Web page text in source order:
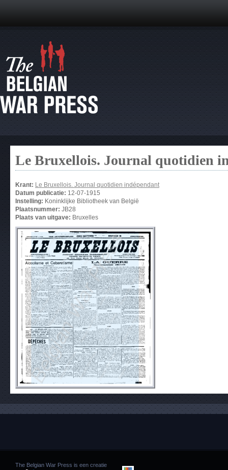
Le Bruxellois. Journal quotidien
Krant: Le Bruxellois. Journal quotidien indépendant
Datum publicatie: 12-07-1915
Instelling: Koninklijke Bibliotheek van België
Plaatsnummer: JB28
Plaats van uitgave: Bruxelles
The Belgian War Press is een creatie